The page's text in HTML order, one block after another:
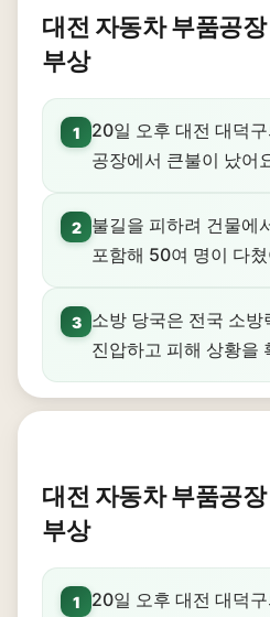
대전 자동차 부품공
부상
1
20일 오후 대전 대덕
공장에서 큰불이 났어
2
불길을 피하려 건물에
포함해 50여 명이 다
3
소방 당국은 전국 소
진압하고 피해 상황을
대전 자동차 부품공
부상
1
20일 오후 대전 대덕